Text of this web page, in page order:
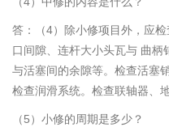
答：（4）除小修项目外，应
口间隙、连杆大小头瓦与 曲柄
与活塞间的余隙等。检查活塞
检查润滑系统。检查联轴器、
（5）小修的周期是多少？